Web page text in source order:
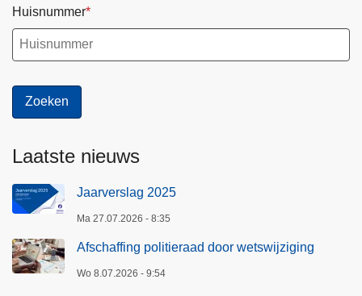
Huisnummer
Laatste nieuws
Jaarverslag 2025
Ma 27.07.2026 - 8:35
Afschaffing politieraad door wetswijziging
Wo 8.07.2026 - 9:54